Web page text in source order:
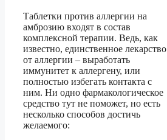
Таблетки против аллергии на
амброзию входят в состав
комплексной терапии. Ведь, как
известно, единственное лекарство
от аллергии – выработать
иммунитет к аллергену, или
полностью избегать контакта с
ним. Ни одно фармакологическое
средство тут не поможет, но есть
несколько способов достичь
желаемого: